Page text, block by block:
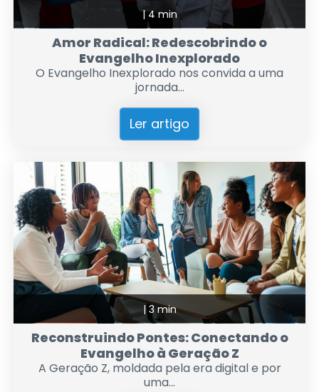
|4 min
Amor Radical: Redescobrindo o
Evangelho Inexplorado
O Evangelho Inexplorado nos convida a uma
jornada...
Ler artigo
| 3 min
Reconstruindo Pontes: Conectando o
Evangelho à Geração Z
A Geração Z, moldada pela era digital e por
uma...